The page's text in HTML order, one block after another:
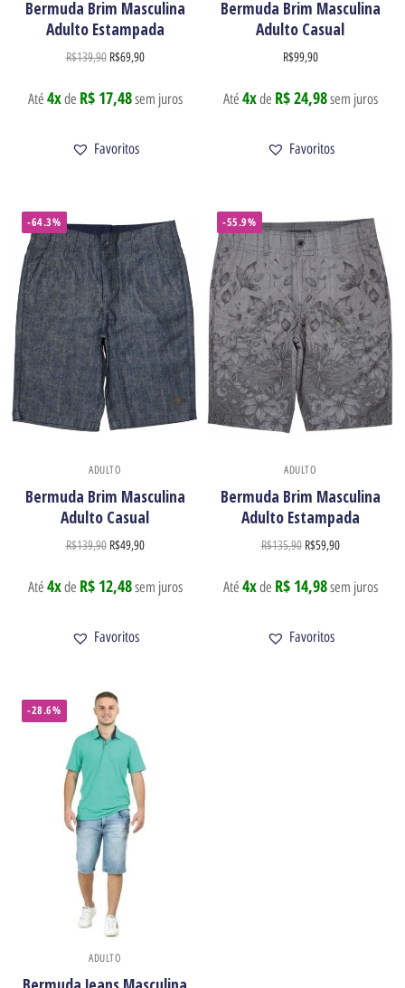
Bermuda Brim Masculina
Adulto Estampada
R$139,90 R$69,90
Até 4xde R$ 17,48sem juros
Favoritos
Bermuda Brim Masculina
Adulto Casual
R$99,90
Até 4xde R$ 24,98sem juros
Favoritos
-64.3%
ADULTO
Bermuda Brim Masculina
Adulto Casual
R$139,90 R$49,90
Até 4xde R$ 12,48sem juros
Favoritos
-55.9%
ADULTO
Bermuda Brim Masculina
Adulto Estampada
R$135,90 R$59,90
Até 4xde R$ 14,98sem juros
Favoritos
-28.6%
ADULTO
Newsletter
Receba nossas ofertas por e-mail
Enviar